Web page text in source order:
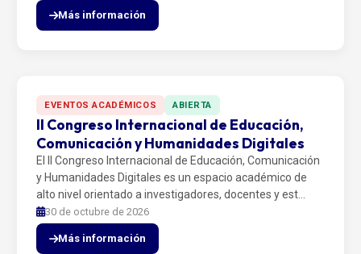
Más información
EVENTOS ACADÉMICOS ABIERTA
II Congreso Internacional de Educación,
Comunicación y Humanidades Digitales
El II Congreso Internacional de Educación, Comunicación
y Humanidades Digitales es un espacio académico de
alto nivel orientado a investigadores, docentes y est…
30 de octubre de 2026
Más información